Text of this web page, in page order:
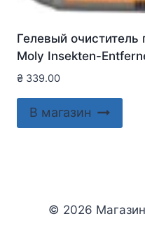
Гелевый очиститель
Moly Insekten-
₴ 339.00
В магазин
© 2026